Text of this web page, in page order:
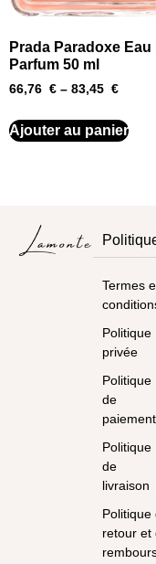
Prada Paradoxe Eau
Parfum 50 ml
66,76 € – 83,45 €
Ajouter au panier
Termes
Politique
privée
Politique
de
paiement
Politique
de
livraison
Politique
retour et